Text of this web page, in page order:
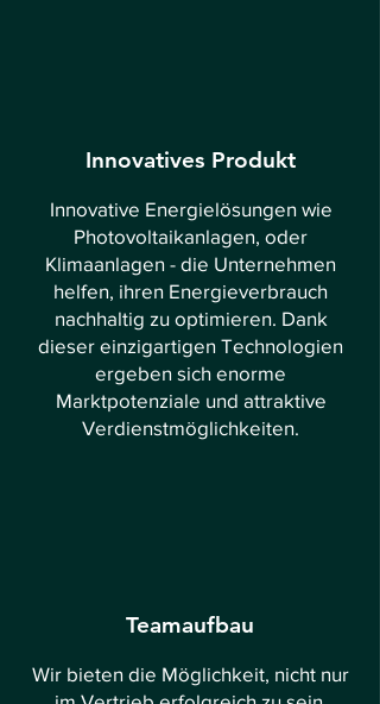
Innovatives Produkt
Innovative Energielösungen wie
Photovoltaikanlagen, oder
Klimaanlagen - die Unternehmen
helfen, ihren Energieverbrauch
nachhaltig zu optimieren. Dank
dieser einzigartigen Technologien
ergeben sich enorme
Marktpotenziale und attraktive
Verdienstmöglichkeiten.
Teamaufbau
Wir bieten die Möglichkeit, nicht nur